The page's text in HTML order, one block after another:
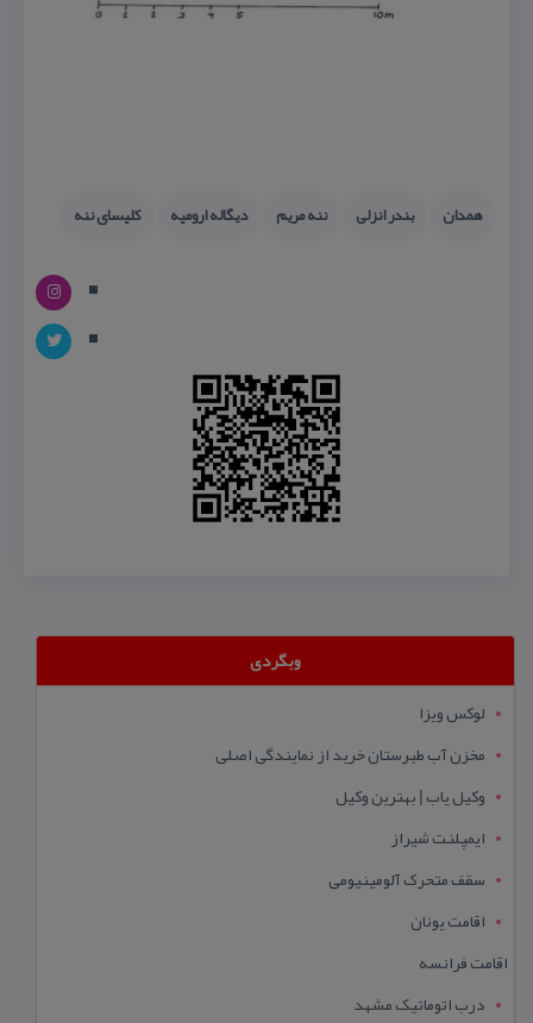
همدان بندر انزلی ننه مریم دیگاله ارومیه كلیسای ننه
وبگردی
لوکس ویزا
مخزن آب طبرستان خرید از نمایندگی اصلی
وکیل یاب | بهترین وکیل
ایمپلنت شیراز
سقف متحرک آلومینیومی
اقامت یونان
اقامت فرانسه
درب اتوماتیک مشهد